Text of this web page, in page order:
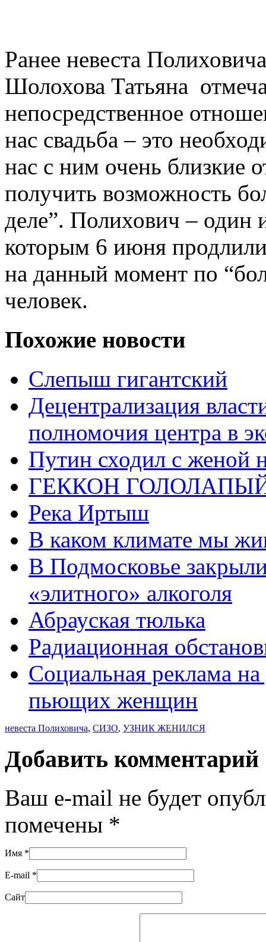
Ранее невеста
Шолохова Татьяна
непосредственное
нас свадьба – это
нас с ним очень близкие
получить возможность
деле”. Полихович – один
которым 6 июня
на данный момент по
человек.
Похожие новости
Слепыш гигантский
Децентрализация
полномочия центра в
Путин сходил с женой
ГЕККОН
Река Иртыш
В каком климате мы
В Подмосковье
«элитного» алкоголя
Абрауская тюлька
Радиационная
Социальная реклама
пьющих женщин
невеста Полиховича, СИЗО, УЗНИК ЖЕНИЛСЯ
Добавить комментарий
Ваш e-mail не будет
помечены *
Имя *
E-mail *
Сайт